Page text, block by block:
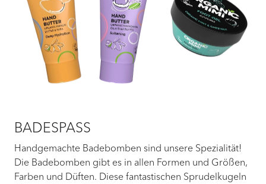
BADESPASS
Handgemachte Badebomben sind unsere Spezialität!
Die Badebomben gibt es in allen Formen und Größen,
Farben und Düften. Diese fantastischen Sprudelkugeln